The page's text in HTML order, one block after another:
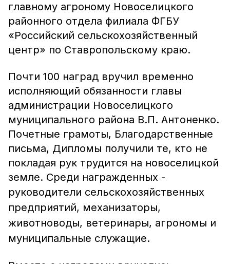
главному агроному Новоселицкого
районного отдела филиала ФГБУ
«Российский сельскохозяйственный
центр» по Ставропольскому краю.
Почти 100 наград вручил временно
исполняющий обязанности главы
администрации Новоселицкого
муниципального района В.П. Антоненко.
Почетные грамоты, Благодарственные
письма, Дипломы получили те, кто не
покладая рук трудится на новоселицкой
земле. Среди награжденных -
руководители сельскохозяйственных
предприятий, механизаторы,
животноводы, ветеринары, агрономы и
муниципальные служащие.